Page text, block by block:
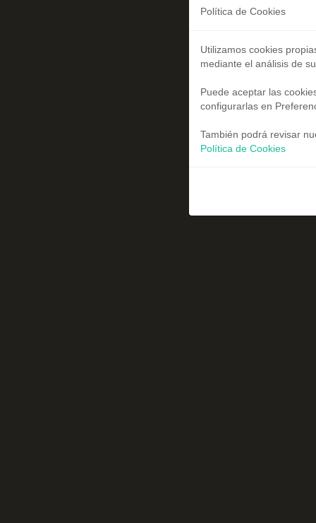
Política de Cookies
Utilizamos cookies
mediante el análisis de
Puede aceptar las
configurarlas en
También podrá revisar
Política de Cookies